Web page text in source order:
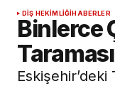
DIŞ HEKIMLIĞIHABERLER
Binlerce
Eskişehir’deki